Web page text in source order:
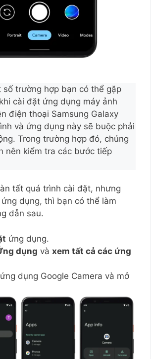
số trường hợp bạn có thể gặp
cài đặt ứng dụng máy ảnh
điện thoại Samsung Galaxy
và ứng dụng này sẽ buộc phải
Trong trường hợp đó, chúng
nên kiểm tra các bước tiếp
tất quá trình cài đặt, nhưng
dụng, thì bạn có thể làm
dẫn sau.
ứng dụng.
dụng và xem tất cả các ứng
dụng Google Camera và mở